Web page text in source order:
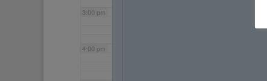
3:00 pm
4:00 pm